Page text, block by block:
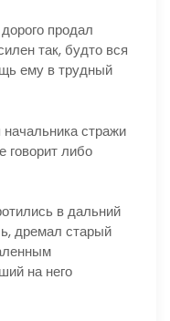
продал
так, будто вся
ему в трудный
стражи
говорит либо
в дальний
дремал старый
на него